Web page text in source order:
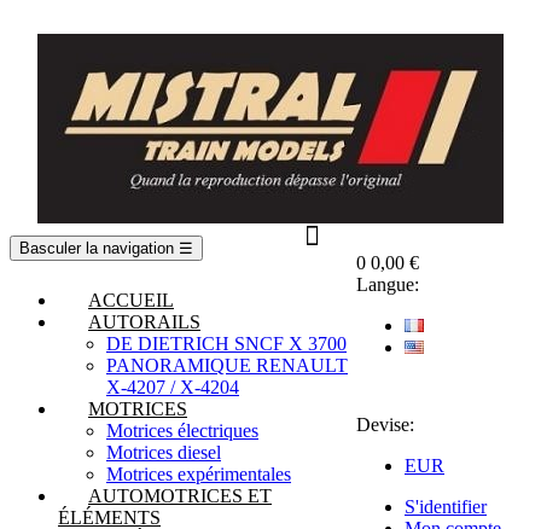
0 0,00 €
Langue:
Devise:
EUR
S'identifier
Basculer la navigation ☰
ACCUEIL
AUTORAILS
DE DIETRICH SNCF X 3700
PANORAMIQUE RENAULT
X-4207 / X-4204
MOTRICES
Motrices électriques
Motrices diesel
Motrices expérimentales
AUTOMOTRICES ET
ÉLÉMENTS